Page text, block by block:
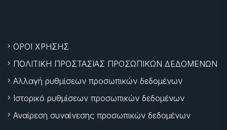
ΟΡΟΙ ΧΡΗΣΗΣ
ΠΟΛΙΤΙΚΗ ΠΡΟΣΤΑΣΙΑΣ ΠΡΟΣΩΠΙΚΩΝ ΔΕΔΟΜΕΝΩΝ
Αλλαγή ρυθμίσεων προσωπικών δεδομένων
Ιστορικό ρυθμίσεων προσωπικών δεδομένων
Αναίρεση συναίνεσης προσωπικών δεδομένων